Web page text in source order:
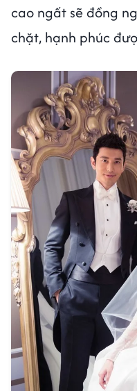
cao ngất sẽ đồng
chặt, hạnh phúc